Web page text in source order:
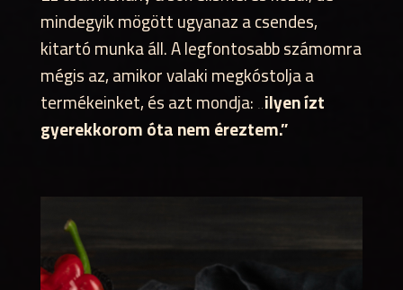
mindegyik mögött ugyanaz a csendes,
kitartó munka áll. A legfontosabb számomra
mégis az, amikor valaki megkóstolja a
termékeinket, és azt mondja:„ilyen ízt
gyerekkorom óta nem éreztem.”